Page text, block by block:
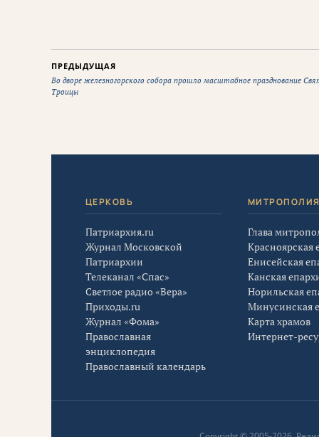
ПРЕДЫДУЩАЯ
Во дворе железногорского собора прошло масштабное празднование
Троицы
ЦЕРКОВЬ
Патриархия.ru
Журнал Московской
Патриархии
Телеканал «Спас»
Светлое радио «Вера»
Приходы.ru
Журнал «Фома»
Православная
энциклопедия
Православный календарь
Глава
Красноярская
Енисейская
Канская
Норильская
Минусинская
Карта храмов
Интернет-